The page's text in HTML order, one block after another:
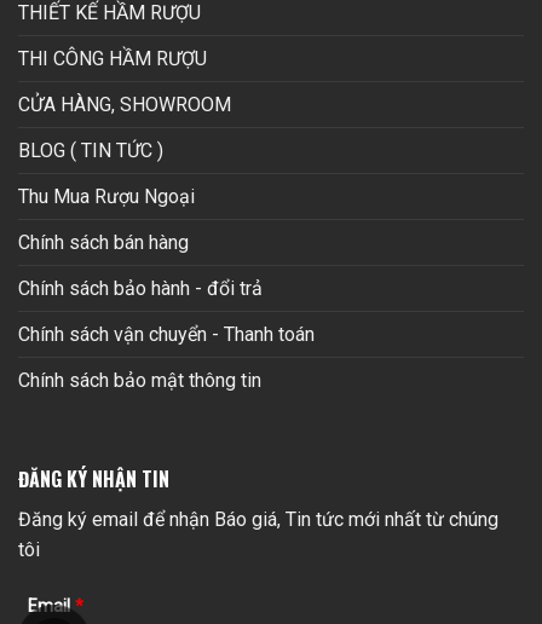
THIẾT KẾ HẦM RƯỢU
THI CÔNG HẦM RƯỢU
CỬA HÀNG, SHOWROOM
BLOG ( TIN TỨC )
Thu Mua Rượu Ngoại
Chính sách bán hàng
Chính sách bảo hành - đổi trả
Chính sách vận chuyển - Thanh toán
Chính sách bảo mật thông tin
ĐĂNG KÝ NHẬN TIN
Đăng ký email để nhận Báo giá, Tin tức mới nhất từ chúng
tôi
Email*